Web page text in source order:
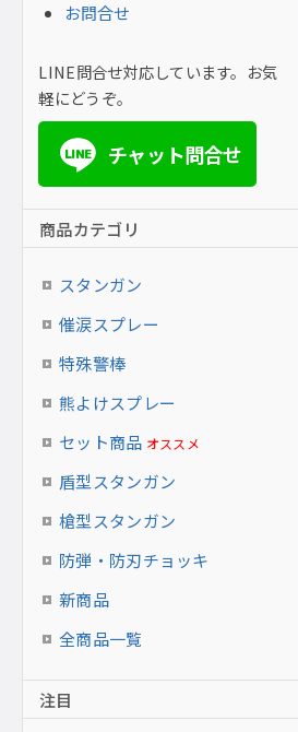
お問合せ
LINE問合せ対応しています。お気
軽にどうぞ。
LINE チャット問合せ
商品カテゴリ
スタンガン
催涙スプレー
特殊警棒
熊よけスプレー
セット商品 オススメ
盾型スタンガン
槍型スタンガン
防弾・防刃チョッキ
新商品
全商品一覧
注目